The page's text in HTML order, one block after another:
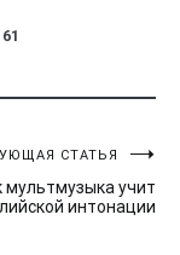
61
СТАТЬЯ
мультмузыка учит
интонации